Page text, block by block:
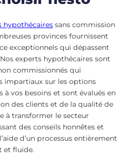
hypothécaires sans commission
provinces fournissent
exceptionnels qui dépassent
experts hypothécaires sont
commissionnés qui
impartiaux sur les options
à vos besoins et sont évalués en
des clients et de la qualité de
à transformer le secteur
des conseils honnêtes et
d’un processus entièrement
et fluide.